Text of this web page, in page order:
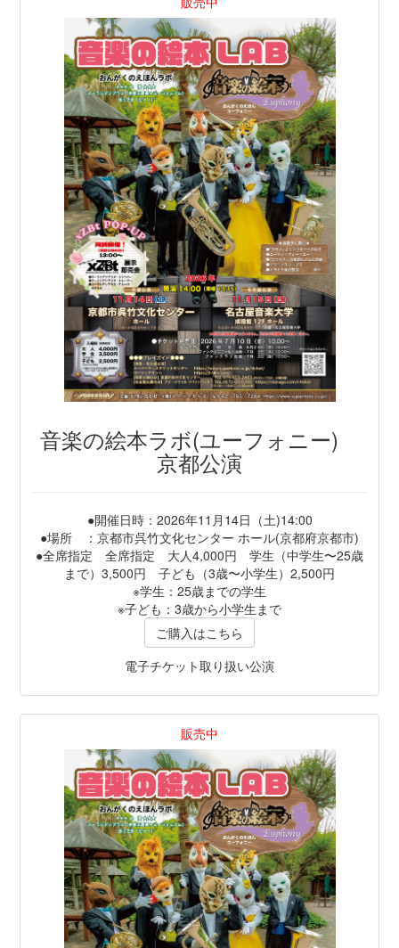
音楽の絵本ラボ(ユーフォニー)
京都公演
●開催日時：2026年11月14日（土)14:00
●場所 ：京都市呉竹文化センター ホール(京都府京都市)
●全席指定 全席指定 大人4,000円 学生（中学生〜25歳
まで）3,500円 子ども（3歳〜小学生）2,500円
※学生：25歳までの学生
※子ども：3歳から小学生まで
ご購入はこちら
電子チケット取り扱い公演
販売中